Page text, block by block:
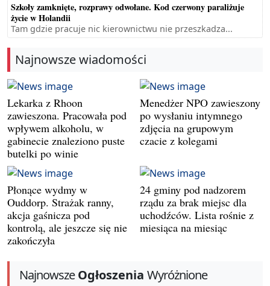
Szkoły zamknięte, rozprawy odwołane. Kod czerwony paraliżuje
życie w Holandii
Tam gdzie pracuje nic kierownictwu nie przeszkadza...
Najnowsze wiadomości
Lekarka z Rhoon
zawieszona. Pracowała pod
wpływem alkoholu, w
gabinecie znaleziono puste
butelki po winie
Menedżer NPO zawieszony
po wysłaniu intymnego
zdjęcia na grupowym
czacie z kolegami
Płonące wydmy w
Ouddorp. Strażak ranny,
akcja gaśnicza pod
kontrolą, ale jeszcze się nie
zakończyła
24 gminy pod nadzorem
rządu za brak miejsc dla
uchodźców. Lista rośnie z
miesiąca na miesiąc
NajnowszeOgłoszenia Wyróżnione